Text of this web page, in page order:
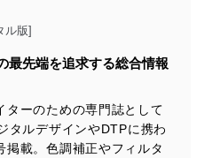
ル版]
最先端を追求する総合情報
ターのための専門誌として
タルデザインやDTPに携わ
掲載。色調補正やフィルタ